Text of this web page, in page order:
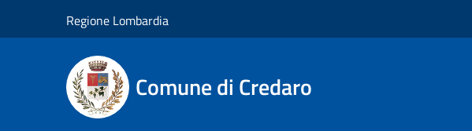
Regione Lombardia
Comune di Credaro